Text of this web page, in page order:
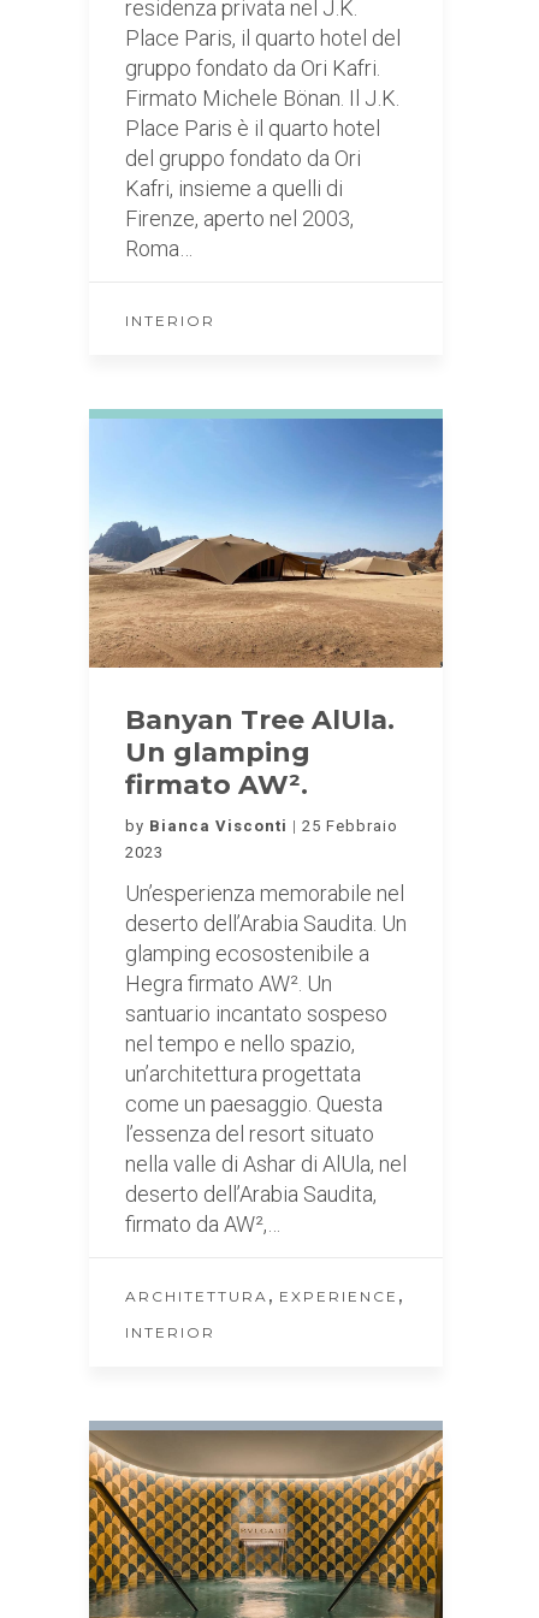
residenza privata nel J.K.
Place Paris, il quarto hotel del
gruppo fondato da Ori Kafri.
Firmato Michele Bönan. Il J.K.
Place Paris è il quarto hotel
del gruppo fondato da Ori
Kafri, insieme a quelli di
Firenze, aperto nel 2003,
Roma…
INTERIOR
Banyan Tree AlUla.
Un glamping
firmato AW².
by Bianca Visconti
25 Febbraio
2023
Un’esperienza memorabile nel
deserto dell’Arabia Saudita. Un
glamping ecosostenibile a
Hegra firmato AW². Un
santuario incantato sospeso
nel tempo e nello spazio,
un’architettura progettata
come un paesaggio. Questa
l’essenza del resort situato
nella valle di Ashar di AlUla, nel
deserto dell’Arabia Saudita,
firmato da AW²,…
ARCHITETTURA , EXPERIENCE ,
INTERIOR